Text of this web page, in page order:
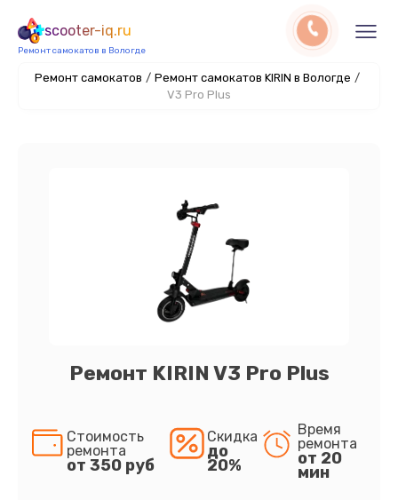
scooter-iq.ru
Ремонт самокатов в Вологде
Ремонт самокатов / Ремонт самокатов KIRIN в Вологде /
V3 Pro Plus
Ремонт KIRIN V3 Pro Plus
Стоимость
ремонта
от 350 руб
Скидка
до
20%
Время
ремонта
от 20
мин